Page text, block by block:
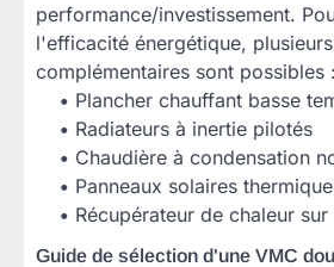
performance/investissement.
l'efficacité énergétique,
complémentaires sont possibles :
• Plancher chauffant basse
• Radiateurs à inertie pilotés
• Chaudière à condensation
• Panneaux solaires
• Récupérateur de chaleur
Guide de sélection d'une VMC